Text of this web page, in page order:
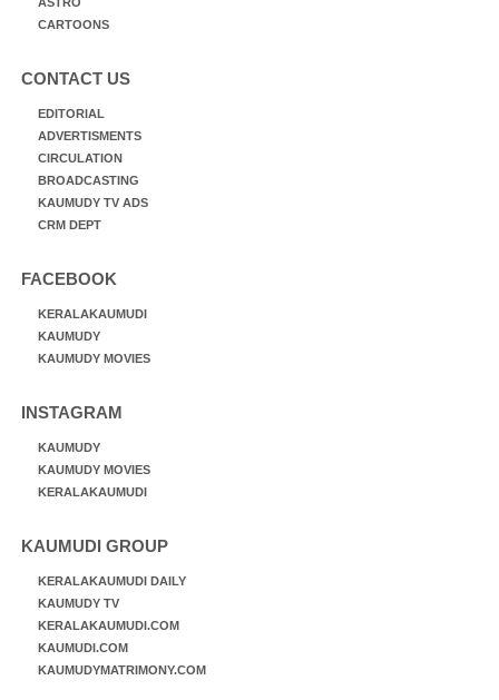
CARTOONS
CONTACT US
EDITORIAL
ADVERTISMENTS
CIRCULATION
BROADCASTING
KAUMUDY TV ADS
CRM DEPT
FACEBOOK
KERALAKAUMUDI
KAUMUDY
KAUMUDY MOVIES
INSTAGRAM
KAUMUDY
KAUMUDY MOVIES
KERALAKAUMUDI
KAUMUDI GROUP
KERALAKAUMUDI DAILY
KAUMUDY TV
KERALAKAUMUDI.COM
KAUMUDI.COM
KAUMUDYMATRIMONY.COM